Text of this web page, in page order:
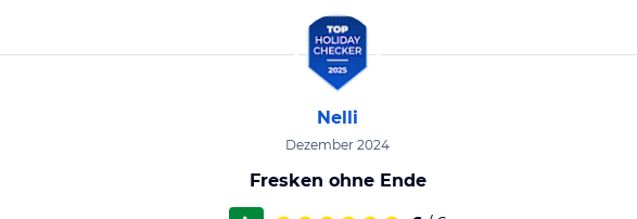
Nelli
Dezember 2024
Fresken ohne Ende